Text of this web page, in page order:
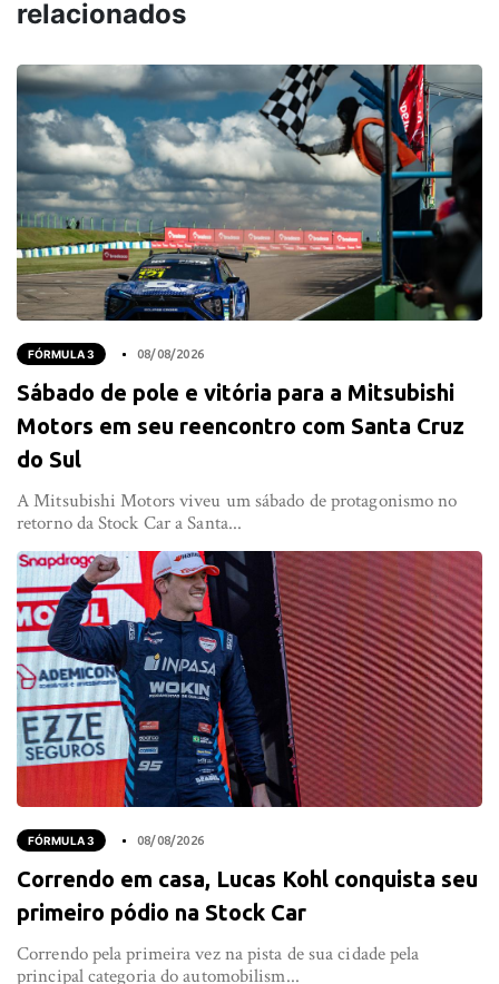
relacionados
FÓRMULA 3 08/08/2026
Sábado de pole e vitória para a Mitsubishi
Motors em seu reencontro com Santa Cruz
do Sul
A Mitsubishi Motors viveu um sábado de protagonismo no
retorno da Stock Car a Santa...
FÓRMULA 3 08/08/2026
Correndo em casa, Lucas Kohl conquista seu
primeiro pódio na Stock Car
Correndo pela primeira vez na pista de sua cidade pela
principal categoria do automobilism...